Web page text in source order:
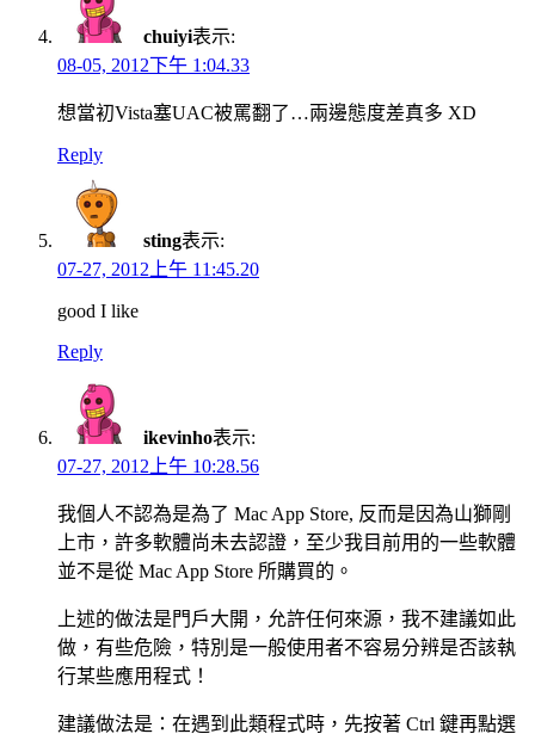
chuiyi表示:
08-05, 2012下午 1:04.33
想當初Vista塞UAC被罵翻了…兩邊態度差真多 XD
Reply
sting表示:
07-27, 2012上午 11:45.20
good I like
Reply
ikevinho表示:
07-27, 2012上午 10:28.56
我個人不認為是為了 Mac App Store, 反而是因為山獅剛
上市，許多軟體尚未去認證，至少我目前用的一些軟體
並不是從 Mac App Store 所購買的。
上述的做法是門戶大開，允許任何來源，我不建議如此
做，有些危險，特別是一般使用者不容易分辨是否該執
行某些應用程式！
建議做法是：在遇到此類程式時，先按著 Ctrl 鍵再點選